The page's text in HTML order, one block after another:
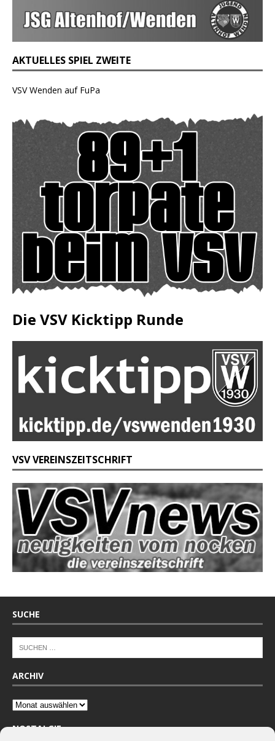
AKTUELLES SPIEL ZWEITE
VSV Wenden auf FuPa
Die VSV Kicktipp Runde
VSV VEREINSZEITSCHRIFT
SUCHE
ARCHIV
NOSTALGIE